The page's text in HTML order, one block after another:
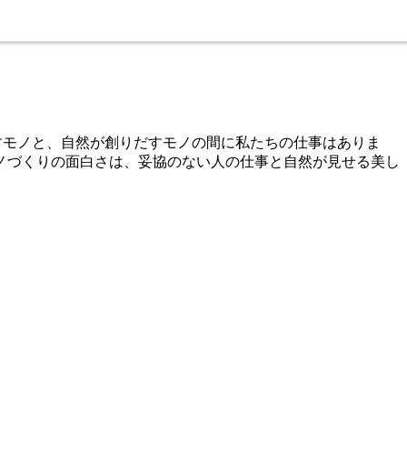
ノと、自然が創りだすモノの間に私たちの仕事はありま
くりの面白さは、妥協のない人の仕事と自然が見せる美し